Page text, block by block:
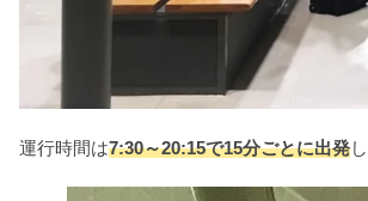
運行時間は7:30～20:15で15分ごとに出発